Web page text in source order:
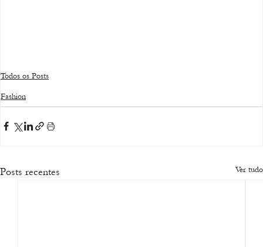
Todos os Posts
Fashion
Posts recentes Ver tudo